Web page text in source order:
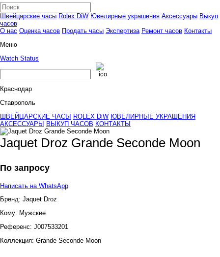
Швейцарские часы Rolex DiW Ювелирные украшения Аксессуары Выкуп
часов
О нас Оценка часов Продать часы Экспертиза Ремонт часов Контакты
Меню
Watch Status
Краснодар
Ставрополь
ШВЕЙЦАРСКИЕ ЧАСЫ
ROLEX DiW ЮВЕЛИРНЫЕ УКРАШЕНИЯ
АКСЕССУАРЫ
ВЫКУП ЧАСОВ КОНТАКТЫ
Jaquet Droz Grande Seconde Moon
По запросу
Написать на WhatsApp
Бренд: Jaquet Droz
Кому: Мужские
Референс: J007533201
Коллекция: Grande Seconde Moon